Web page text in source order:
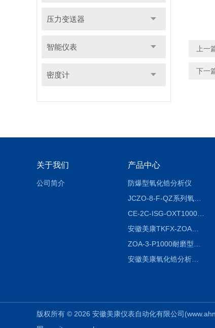
压力变送器
智能仪表
密度计
上一
下一
关于我们
公司简介
产品中心
防爆型氧化锆分析仪
JCZO-8-F-QZ系列氧化锆分析仪
CE-2C-ISG-OXT1000氧化锆分析仪生产厂家
安徽美康TKFX-ZOA氧化锆分析仪品牌
安徽美康氧化锆分析仪制造商
版权所有 © 2026 安徽美康仪表自动化有限公司